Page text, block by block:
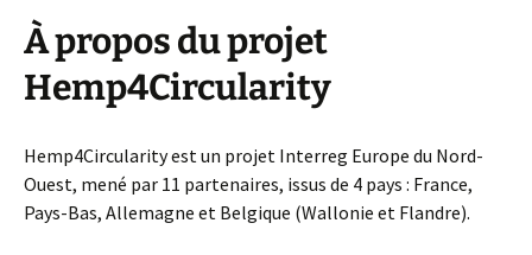
À propos du projet
Hemp4Circularity
Hemp4Circularity est un projet Interreg Europe du Nord-
Ouest, mené par 11 partenaires, issus de 4 pays : France,
Pays-Bas, Allemagne et Belgique (Wallonie et Flandre).